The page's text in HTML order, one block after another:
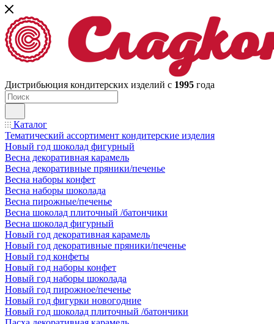
Дистрибьюция кондитерских изделий с 1995 года
Каталог
Тематический ассортимент кондитерские изделия
Новый год шоколад фигурный
Весна декоративная карамель
Весна декоративные пряники/печенье
Весна наборы конфет
Весна наборы шоколада
Весна пирожные/печенье
Весна шоколад плиточный /батончики
Весна шоколад фигурный
Новый год декоративная карамель
Новый год декоративные пряники/печенье
Новый год конфеты
Новый год наборы конфет
Новый год наборы шоколада
Новый год пирожное/печенье
Новый год фигурки новогодние
Новый год шоколад плиточный /батончики